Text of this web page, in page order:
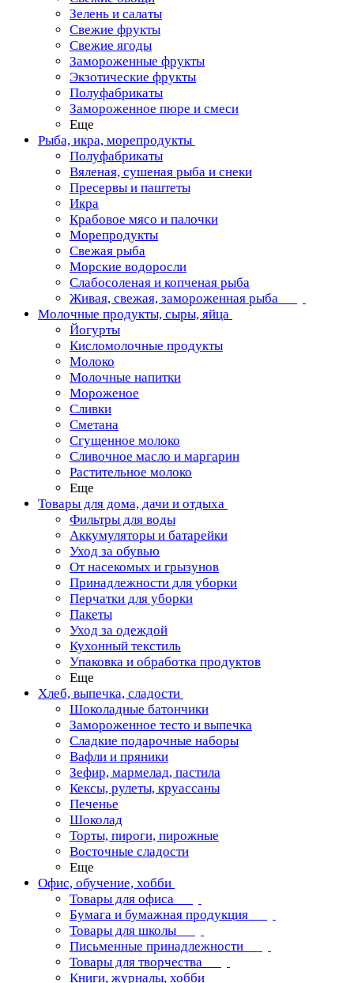
Зелень и салаты
Свежие фрукты
Свежие ягоды
Замороженные фрукты
Экзотические фрукты
Полуфабрикаты
Замороженное пюре и смеси
Еще
Рыба, икра, морепродукты
Полуфабрикаты
Вяленая, сушеная рыба и снеки
Пресервы и паштеты
Икра
Крабовое мясо и палочки
Морепродукты
Свежая рыба
Морские водоросли
Слабосоленая и копченая рыба
Живая, свежая, замороженная рыба
Молочные продукты, сыры, яйца
Йогурты
Кисломолочные продукты
Молоко
Молочные напитки
Мороженое
Сливки
Сметана
Сгущенное молоко
Сливочное масло и маргарин
Растительное молоко
Еще
Товары для дома, дачи и отдыха
Фильтры для воды
Аккумуляторы и батарейки
Уход за обувью
От насекомых и грызунов
Принадлежности для уборки
Перчатки для уборки
Пакеты
Уход за одеждой
Кухонный текстиль
Упаковка и обработка продуктов
Еще
Хлеб, выпечка, сладости
Шоколадные батончики
Замороженное тесто и выпечка
Сладкие подарочные наборы
Вафли и пряники
Зефир, мармелад, пастила
Кексы, рулеты, круассаны
Печенье
Шоколад
Торты, пироги, пирожные
Восточные сладости
Еще
Офис, обучение, хобби
Товары для офиса
Бумага и бумажная продукция
Товары для школы
Письменные принадлежности
Товары для творчества
Книги, журналы, хобби